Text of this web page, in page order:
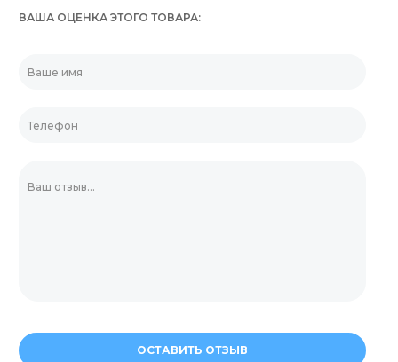
ВАША ОЦЕНКА ЭТОГО ТОВАРА
ОСТАВИТЬ ОТЗЫВ